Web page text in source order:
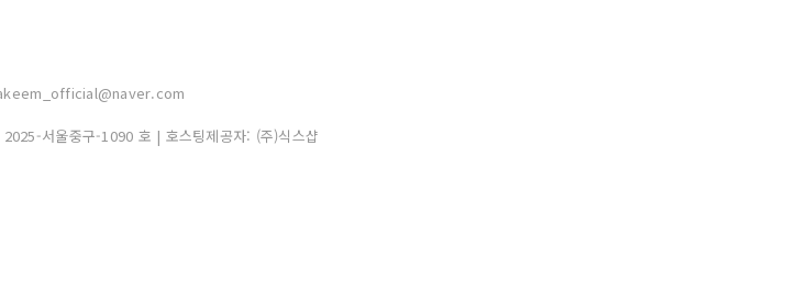
akeem_official@naver.com
2025-서울중구-1090 호 | 호스팅제공자: (주)식스샵